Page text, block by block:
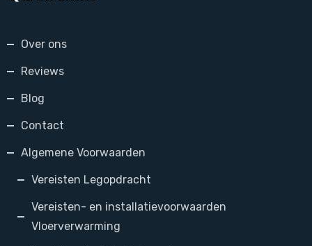
Over ons
Reviews
Blog
Contact
Algemene Voorwaarden
Vereisten Legopdracht
Vereisten- en installatievoorwaarden
Vloerverwarming